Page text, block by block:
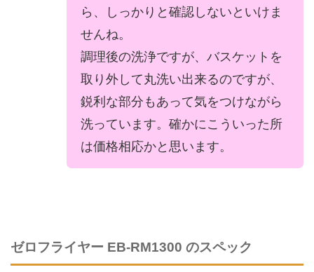
ら、しっかりと確認しないといけま
せんね。
調理後の洗浄ですが、バスケットを
取り外して丸洗い出来るのですが、
鋭利な部分もあって気をつけながら
洗っています。確かにこういった所
は価格相応かと思います。
ゼロフライヤー EB-RM1300 のスペック